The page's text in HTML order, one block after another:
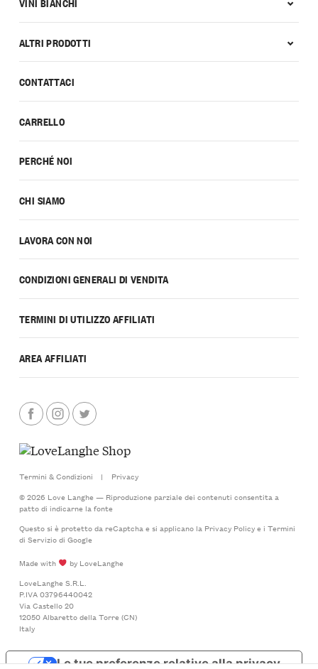
CONTATTACI
CARRELLO
PERCHÉ NOI
CHI SIAMO
LAVORA CON NOI
CONDIZIONI GENERALI DI VENDITA
TERMINI DI UTILIZZO AFFILIATI
AREA AFFILIATI
ALTRI PRODOTTI
Termini & Condizioni |
Privacy
© 2026 Love Langhe — Riproduzione parziale dei contenuti consentita a
patto di indicarne la fonte
Questo si è protetto da reCaptcha e si applicano la Privacy Policye i Termini
di Serviziodi Google
Made with
by LoveLanghe
LoveLanghe S.R.L.
P.IVA 03796440042
Via Castello 20
12050 Albaretto della Torre (CN)
Italy
Le tue preferenze relative alla privacy